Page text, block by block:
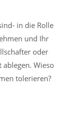
in die Rolle
und Ihr
oder
Wieso
tolerieren?